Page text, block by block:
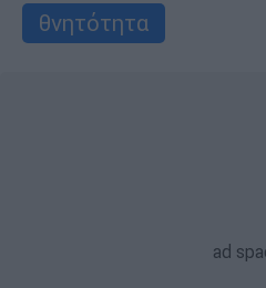
θνητότητα